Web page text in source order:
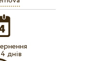
днів